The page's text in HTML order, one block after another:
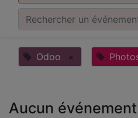
Odoo ×
Aucun